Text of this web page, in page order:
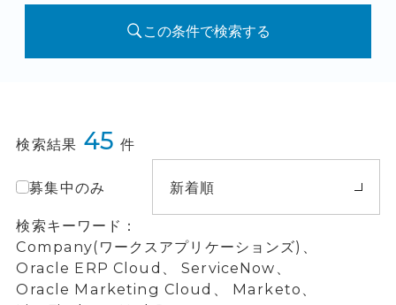
この条件で検索する
検索結果 45 件
募集中のみ 新着順
検索キーワード
Company(ワークスアプリケーションズ)、
Oracle ERP Cloud、
ServiceNow、
Oracle Marketing Cloud、
Marketo、